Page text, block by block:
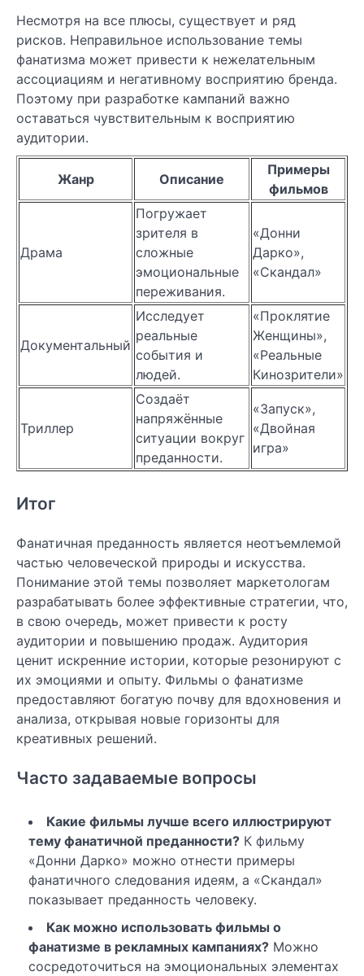
Несмотря на все плюсы, существует и ряд
рисков. Неправильное использование темы
фанатизма может привести к нежелательным
ассоциациям и негативному восприятию бренда.
Поэтому при разработке кампаний важно
оставаться чувствительным к восприятию
аудитории.
Жанр Описание
Примеры
фильмов
Драма
Погружает
зрителя в
сложные
эмоциональные
переживания.
«Донни
Дарко»,
«Скандал»
Документальный
Исследует
реальные
события и
людей.
«Проклятие
Женщины»,
«Реальные
Кинозрители»
Триллер
Создаёт
напряжённые
ситуации вокруг
преданности.
«Запуск»,
«Двойная
игра»
Итог
Фанатичная преданность является неотъемлемой
частью человеческой природы и искусства.
Понимание этой темы позволяет маркетологам
разрабатывать более эффективные стратегии, что,
в свою очередь, может привести к росту
аудитории и повышению продаж. Аудитория
ценит искренние истории, которые резонируют с
их эмоциями и опыту. Фильмы о фанатизме
предоставляют богатую почву для вдохновения и
анализа, открывая новые горизонты для
креативных решений.
Часто задаваемые вопросы
Какие фильмы лучше всего иллюстрируют
тему фанатичной преданности? К фильму
«Донни Дарко» можно отнести примеры
фанатичного следования идеям, а «Скандал»
показывает преданность человеку.
Как можно использовать фильмы о
фанатизме в рекламных кампаниях? Можно
сосредоточиться на эмоциональных элементах